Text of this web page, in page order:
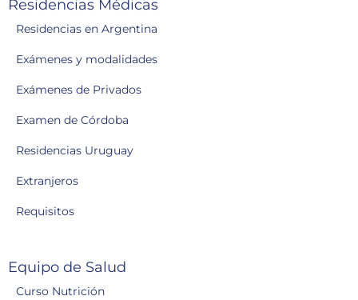
Residencias Médicas
Residencias en Argentina
Exámenes y modalidades
Exámenes de Privados
Examen de Córdoba
Residencias Uruguay
Extranjeros
Requisitos
Equipo de Salud
Curso Nutrición